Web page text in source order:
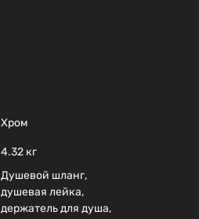
Хром
4.32 кг
Душевой шланг,
душевая лейка,
держатель для душа,